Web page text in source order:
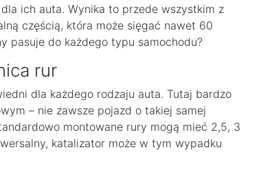
ich auta. Wynika to przede wszystkim z
częścią, która może sięgać nawet 60
pasuje do każdego typu samochodu?
rur
dla każdego rodzaju auta. Tutaj bardzo
– nie zawsze pojazd o takiej samej
montowane rury mogą mieć 2,5, 3
katalizator może w tym wypadku